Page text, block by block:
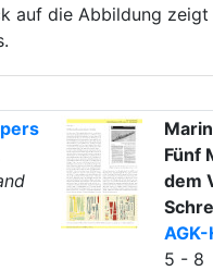
auf die Abbildung zeigt
Fünf
dem
5 - 8